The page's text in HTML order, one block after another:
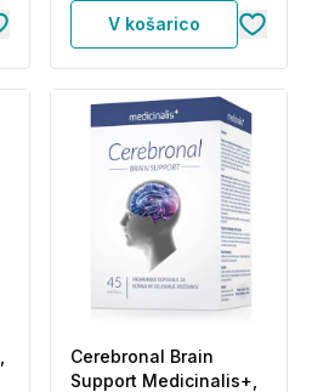
V košarico
Cerebronal Brain
Support Medicinalis+,